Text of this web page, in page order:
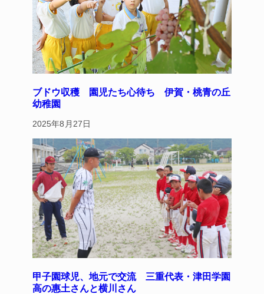
ブドウ収穫 園児たち心待ち 伊賀・桃青の丘
幼稚園
2025年8月27日
甲子園球児、地元で交流 三重代表・津田学園
高の惠土さんと横川さん